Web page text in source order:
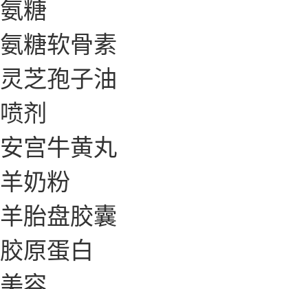
氨糖
氨糖软骨素
灵芝孢子油
喷剂
安宫牛黄丸
羊奶粉
羊胎盘胶囊
胶原蛋白